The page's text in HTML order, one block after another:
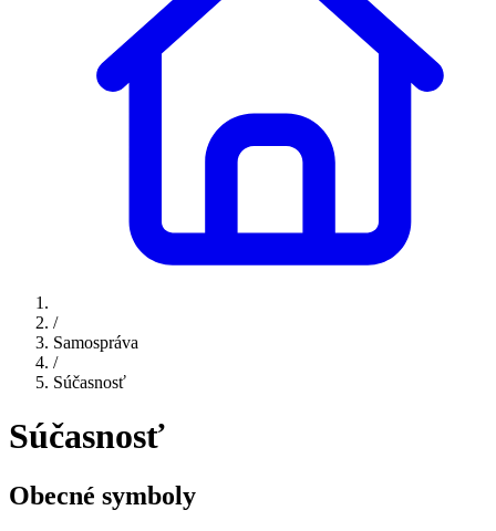
/
Samospráva
/
Súčasnosť
Súčasnosť
Obecné symboly